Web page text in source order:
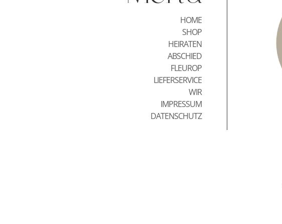
HOME
SHOP
HEIRATEN
ABSCHIED
FLEUROP
LIEFERSERVICE
WIR
IMPRESSUM
DATENSCHUTZ